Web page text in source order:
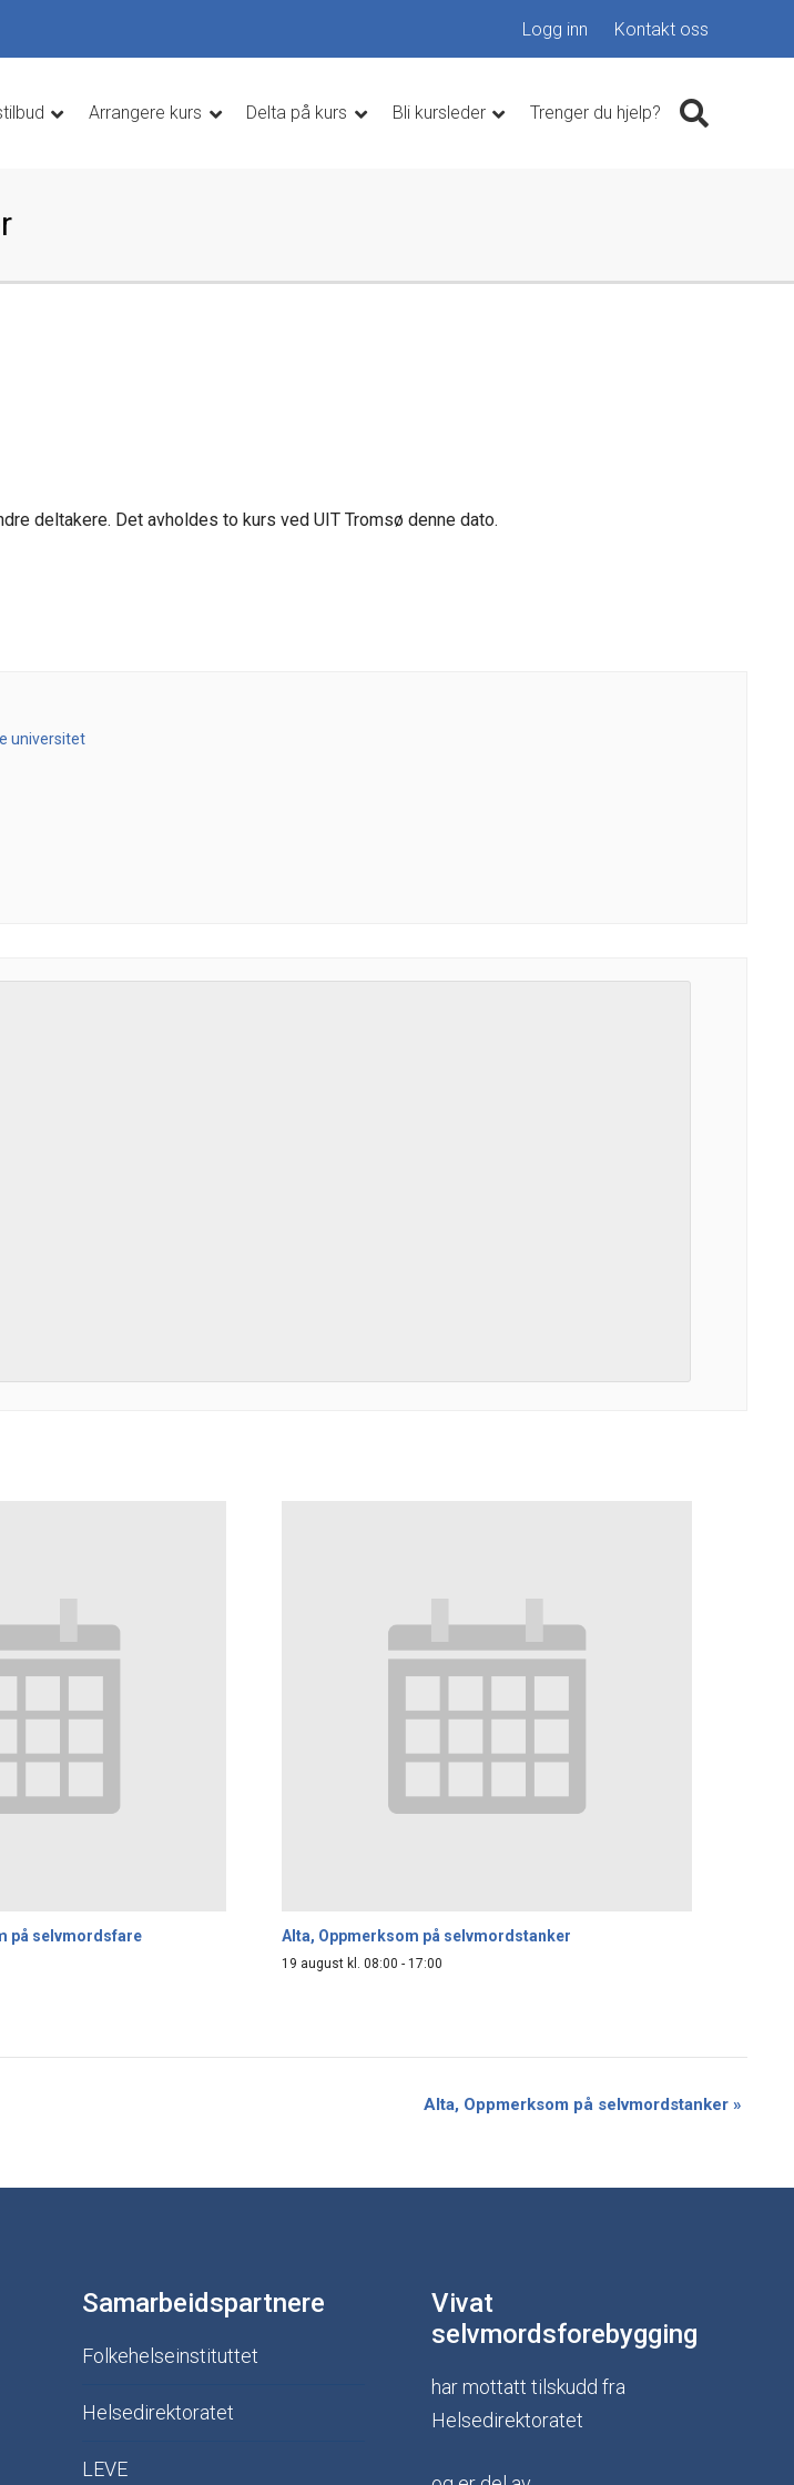
Logg inn Kontakt oss
Arrangere kurs Delta på kurs Bli kursleder Trenger du hjelp?
deltakere. Det avholdes to kurs ved UIT Tromsø denne dato.
universitet
på selvmordsfare Alta, Oppmerksom på selvmordstanker
19 august kl. 08:00 - 17:00
Alta, Oppmerksom på selvmordstanker »
Samarbeidspartnere
Folkehelseinstituttet
Helsedirektoratet
LEVE
Vivat
selvmordsforebygging
har mottatt tilskudd fra
Helsedirektoratet